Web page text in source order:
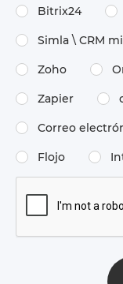
Bitrix24
Simla \​ CRM
Zoho
Zapier
Correo
Flojo